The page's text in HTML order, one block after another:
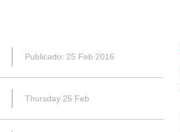
Publicado: 25 Feb 2016
Thursday 25 Feb